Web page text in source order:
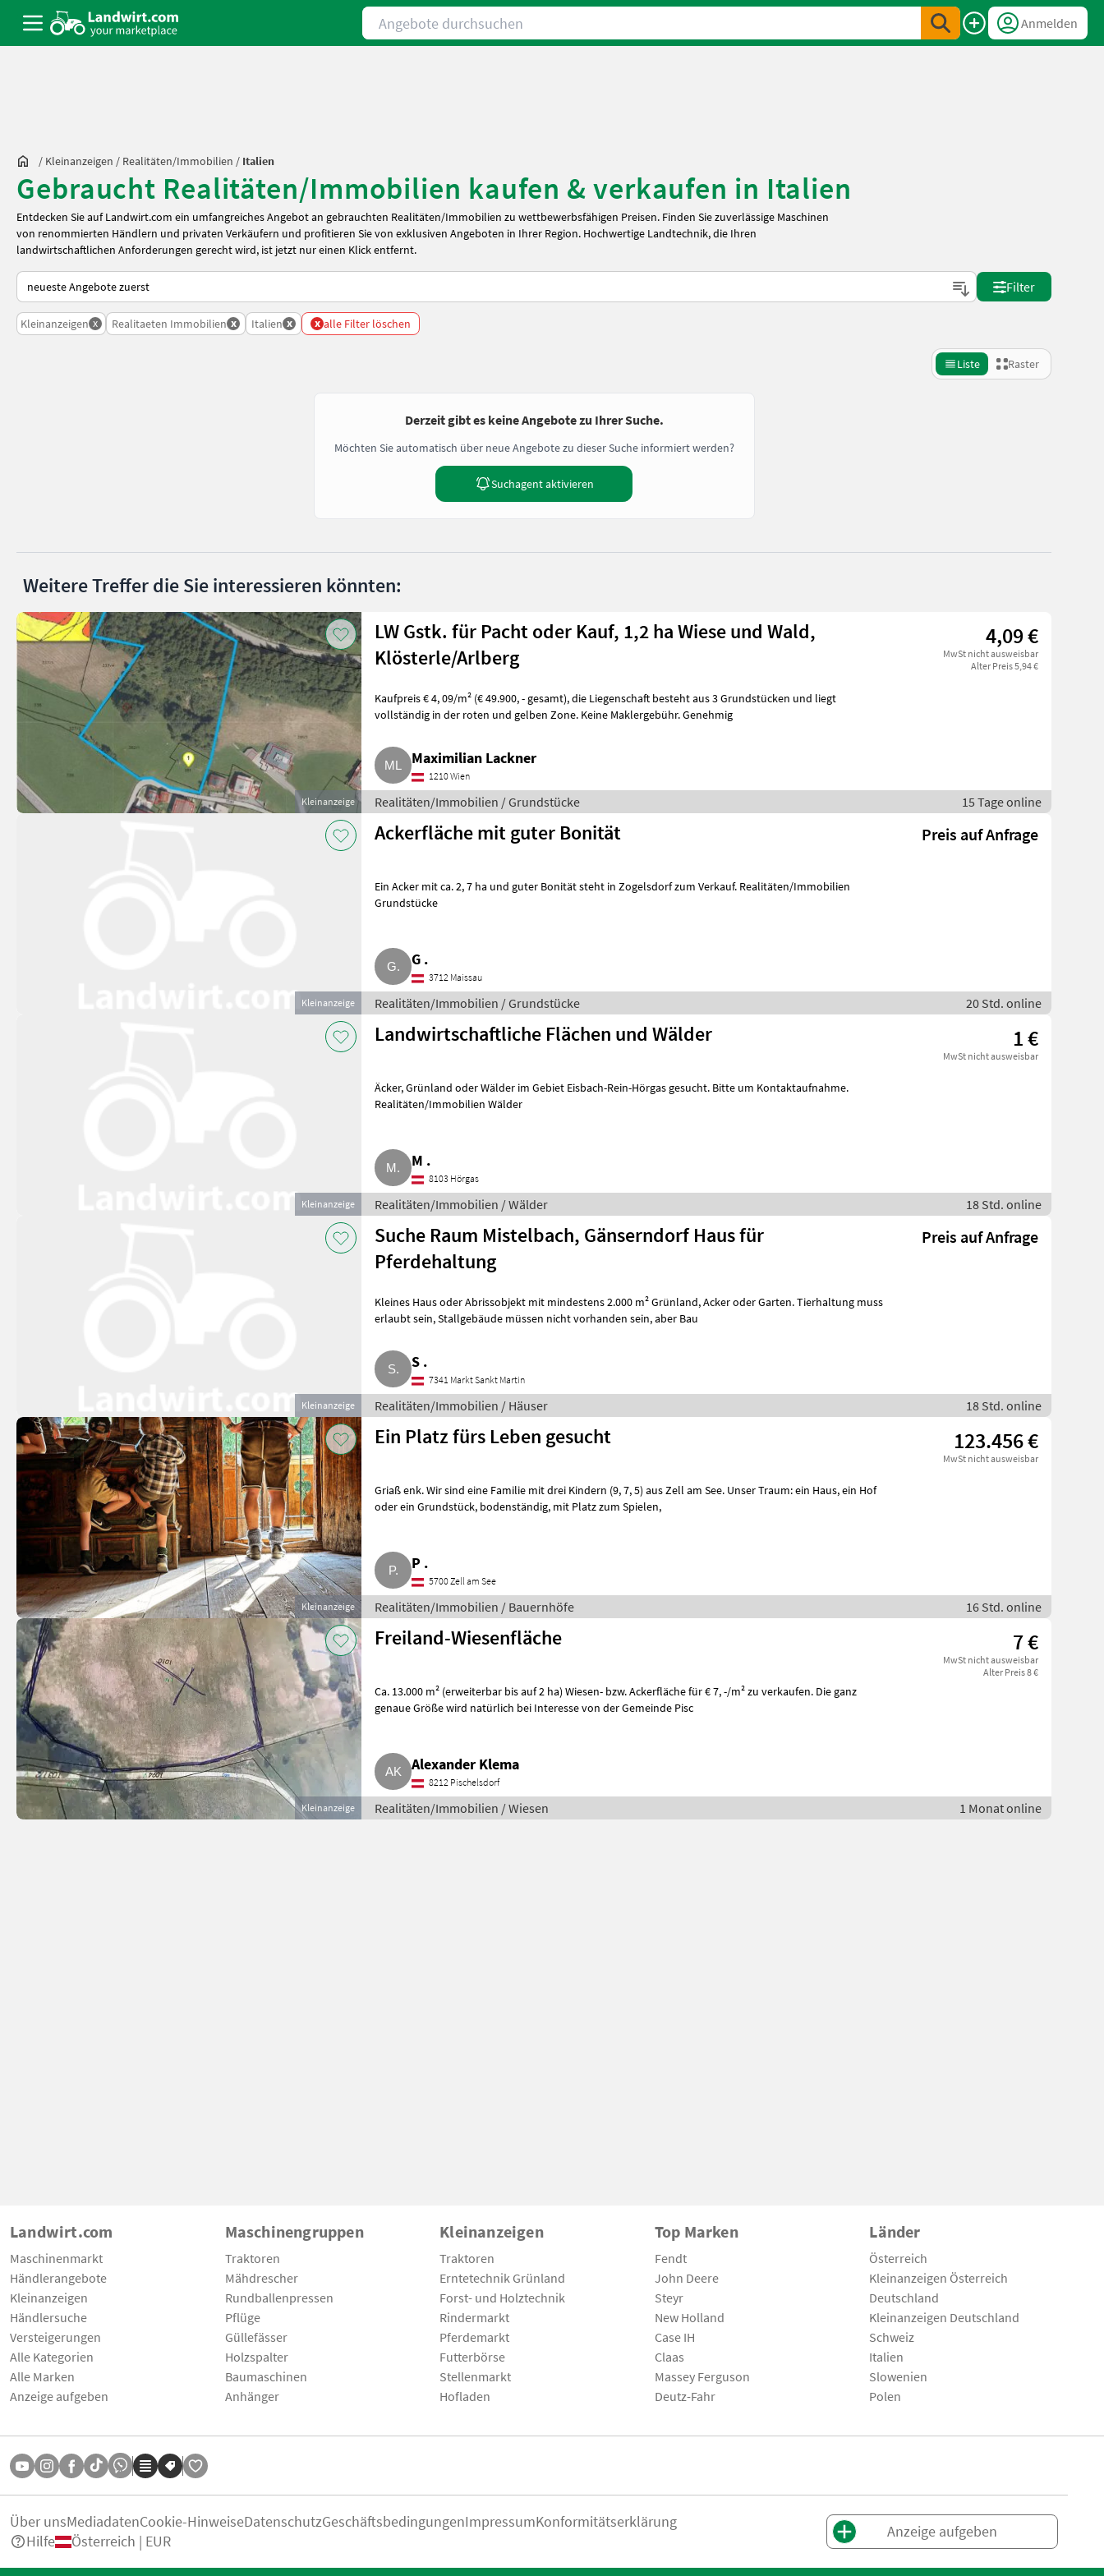
Angebote durchsuchen
Anmelden
/ Kleinanzeigen / Realitäten/Immobilien / Italien
Gebraucht Realitäten/Immobilien kaufen & verkaufen in Italien
Entdecken Sie auf Landwirt.com ein umfangreiches Angebot an gebrauchten Realitäten/Immobilien zu wettbewerbsfähigen Preisen. Finden Sie zuverlässige Maschinen
von renommierten Händlern und privaten Verkäufern und profitieren Sie von exklusiven Angeboten in Ihrer Region. Hochwertige Landtechnik, die Ihren
landwirtschaftlichen Anforderungen gerecht wird, ist jetzt nur einen Klick entfernt.
So wird auf Landwirt.com sortiert
Filter
Kleinanzeigen x Realitaeten Immobilien x Italien x x alle Filter löschen
Liste Raster
Derzeit gibt es keine Angebote zu Ihrer Suche.
Möchten Sie automatisch über neue Angebote zu dieser Suche informiert werden?
Suchagent aktivieren
Weitere Treffer die Sie interessieren könnten:
Kleinanzeige
LW Gstk. für Pacht oder Kauf, 1,2 ha Wiese und Wald,
Klösterle/Arlberg
4,09 €
MwSt nicht ausweisbar
Alter Preis 5,94 €
Kaufpreis € 4, 09/m² (€ 49.900, - gesamt), die Liegenschaft besteht aus 3 Grundstücken und liegt
vollständig in der roten und gelben Zone. Keine Maklergebühr. Genehmig
Maximilian Lackner
1210 Wien
Realitäten/Immobilien / Grundstücke 15 Tage online
Kleinanzeige
Ackerfläche mit guter Bonität Preis auf Anfrage
Ein Acker mit ca. 2, 7 ha und guter Bonität steht in Zogelsdorf zum Verkauf. Realitäten/Immobilien
Grundstücke
G .
3712 Maissau
Realitäten/Immobilien / Grundstücke 20 Std. online
Kleinanzeige
Landwirtschaftliche Flächen und Wälder 1 €
MwSt nicht ausweisbar
Äcker, Grünland oder Wälder im Gebiet Eisbach-Rein-Hörgas gesucht. Bitte um Kontaktaufnahme.
Realitäten/Immobilien Wälder
M .
8103 Hörgas
Realitäten/Immobilien / Wälder 18 Std. online
Kleinanzeige
Suche Raum Mistelbach, Gänserndorf Haus für
Pferdehaltung
Preis auf Anfrage
Kleines Haus oder Abrissobjekt mit mindestens 2.000 m² Grünland, Acker oder Garten. Tierhaltung muss
erlaubt sein, Stallgebäude müssen nicht vorhanden sein, aber Bau
S .
7341 Markt Sankt Martin
Realitäten/Immobilien / Häuser 18 Std. online
Kleinanzeige
Ein Platz fürs Leben gesucht 123.456 €
MwSt nicht ausweisbar
Griaß enk. Wir sind eine Familie mit drei Kindern (9, 7, 5) aus Zell am See. Unser Traum: ein Haus, ein Hof
oder ein Grundstück, bodenständig, mit Platz zum Spielen,
P .
5700 Zell am See
Realitäten/Immobilien / Bauernhöfe 16 Std. online
Kleinanzeige
Freiland-Wiesenfläche 7 €
MwSt nicht ausweisbar
Alter Preis 8 €
Ca. 13.000 m² (erweiterbar bis auf 2 ha) Wiesen- bzw. Ackerfläche für € 7, -/m² zu verkaufen. Die ganz
genaue Größe wird natürlich bei Interesse von der Gemeinde Pisc
Alexander Klema
8212 Pischelsdorf
Realitäten/Immobilien / Wiesen 1 Monat online
Landwirt.com
Maschinenmarkt
Händlerangebote
Kleinanzeigen
Händlersuche
Versteigerungen
Alle Kategorien
Alle Marken
Anzeige aufgeben
Maschinengruppen
Traktoren
Mähdrescher
Rundballenpressen
Pflüge
Güllefässer
Holzspalter
Baumaschinen
Anhänger
Kleinanzeigen
Traktoren
Erntetechnik Grünland
Forst- und Holztechnik
Rindermarkt
Pferdemarkt
Futterbörse
Stellenmarkt
Hofladen
Top Marken
Fendt
John Deere
Steyr
New Holland
Case IH
Claas
Massey Ferguson
Deutz-Fahr
Länder
Österreich
Kleinanzeigen Österreich
Deutschland
Kleinanzeigen Deutschland
Schweiz
Italien
Slowenien
Polen
Über unsMediadatenCookie-HinweiseDatenschutzGeschäftsbedingungenImpressumKonformitätserklärung
Hilfe
Österreich | EUR
Anzeige aufgeben